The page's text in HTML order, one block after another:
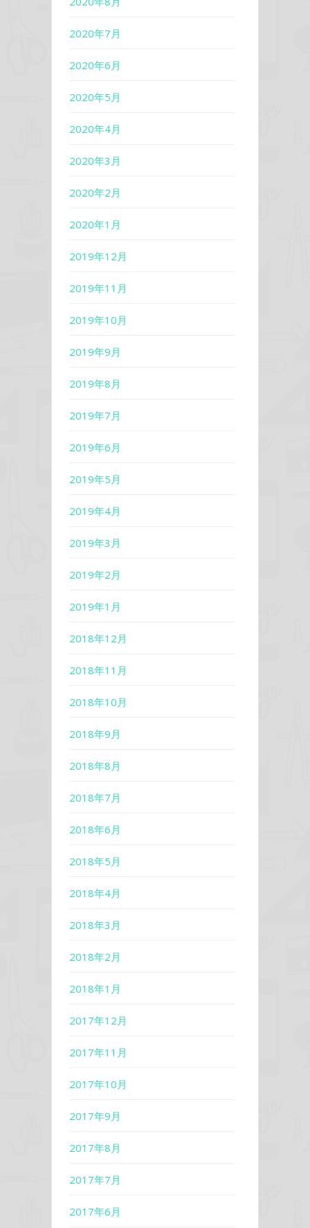
2020年7月
2020年6月
2020年5月
2020年4月
2020年3月
2020年2月
2020年1月
2019年12月
2019年11月
2019年10月
2019年9月
2019年8月
2019年7月
2019年6月
2019年5月
2019年4月
2019年3月
2019年2月
2019年1月
2018年12月
2018年11月
2018年10月
2018年9月
2018年8月
2018年7月
2018年6月
2018年5月
2018年4月
2018年3月
2018年2月
2018年1月
2017年12月
2017年11月
2017年10月
2017年9月
2017年8月
2017年7月
2017年6月